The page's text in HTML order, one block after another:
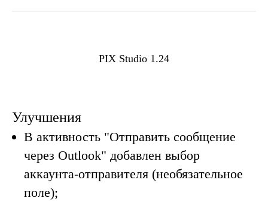
PIX Studio 1.24
Улучшения
В активность "Отправить сообщение
через Outlook" добавлен выбор
аккаунта-отправителя (необязательное
поле);